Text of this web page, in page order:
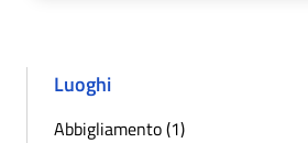
Luoghi
Abbigliamento (1)